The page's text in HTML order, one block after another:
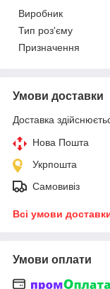
Виробник
Тип роз'єму
Призначення
Умови доставки
Доставка
Нова Пошта
Укрпошта
Самовивіз
Всі умови
Умови оплати